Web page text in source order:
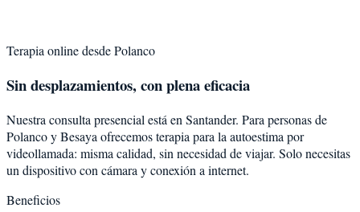
Terapia online desdePolanco
Sin desplazamientos, con plena eficacia
Nuestra consulta presencial está en Santander. Para personas de
PolancoyBesaya ofrecemos terapia para la autoestima por
videollamada: misma calidad, sin necesidad de viajar. Solo necesitas
un dispositivo con cámara y conexión a internet.
Beneficios